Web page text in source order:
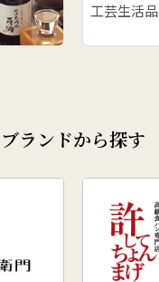
工芸生活品
ブランドから探す